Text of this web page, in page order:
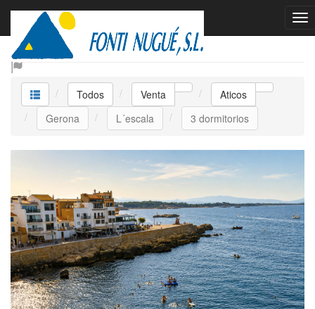
Venta Aticos
Todos Venta
Aticos
Gerona
L´escala 3 dormitorios